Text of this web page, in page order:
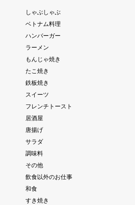
しゃぶしゃぶ
ベトナム料理
ハンバーガー
ラーメン
もんじゃ焼き
たこ焼き
鉄板焼き
スイーツ
フレンチトースト
居酒屋
唐揚げ
サラダ
調味料
その他
飲食以外のお仕事
和食
すき焼き